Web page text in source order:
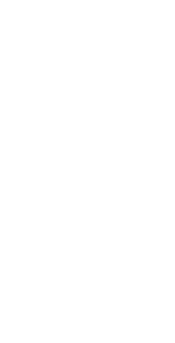
en pédicurie avec
de sa